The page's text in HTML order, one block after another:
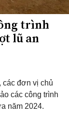
trình
lũ an
các đơn vị chủ
các công trình
năm 2024.